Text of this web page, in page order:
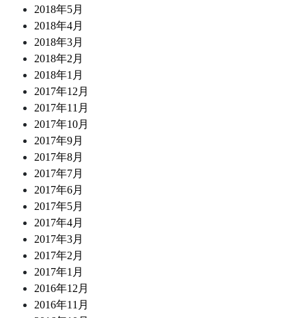
2018年5月
2018年4月
2018年3月
2018年2月
2018年1月
2017年12月
2017年11月
2017年10月
2017年9月
2017年8月
2017年7月
2017年6月
2017年5月
2017年4月
2017年3月
2017年2月
2017年1月
2016年12月
2016年11月